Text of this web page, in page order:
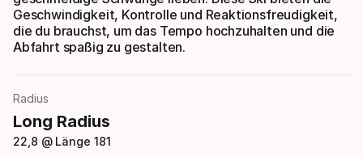
Geschwindigkeit, Kontrolle und Reaktionsfreudigkeit,
die du brauchst, um das Tempo hochzuhalten und die
Abfahrt spaßig zu gestalten.
Radius
Long Radius
22,8 @ Länge 181